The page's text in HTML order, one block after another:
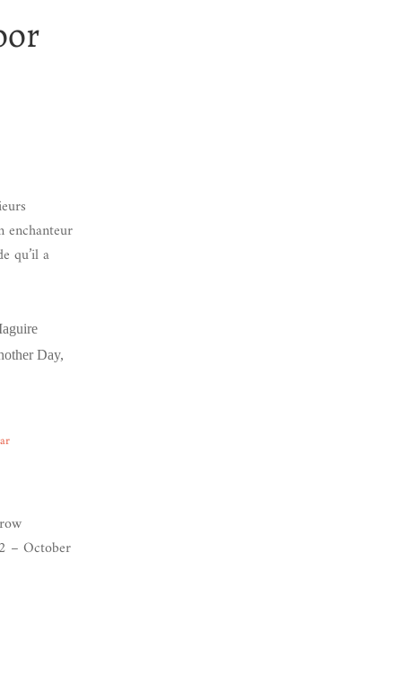
enchanteur
qu’il a
Day,
– October